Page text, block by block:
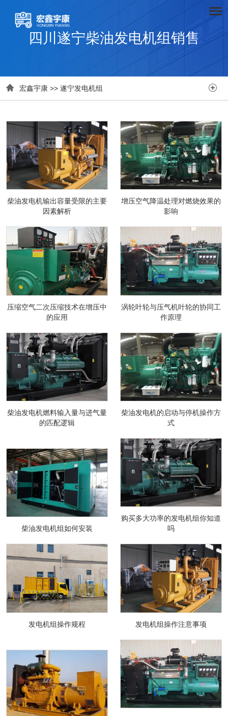
四川遂宁柴油发电机组销售
 宏鑫宇康 >> 遂宁发电机组 
柴油发电机输出容量受限的主要
因素解析
增压空气降温处理对燃烧效果的
影响
压缩空气二次压缩技术在增压中
的应用
涡轮叶轮与压气机叶轮的协同工
作原理
柴油发电机燃料输入量与进气量
的匹配逻辑
柴油发电机的启动与停机操作方
式
柴油发电机组如何安装
购买多大功率的发电机组你知道
吗
发电机组操作规程 发电机组操作注意事项